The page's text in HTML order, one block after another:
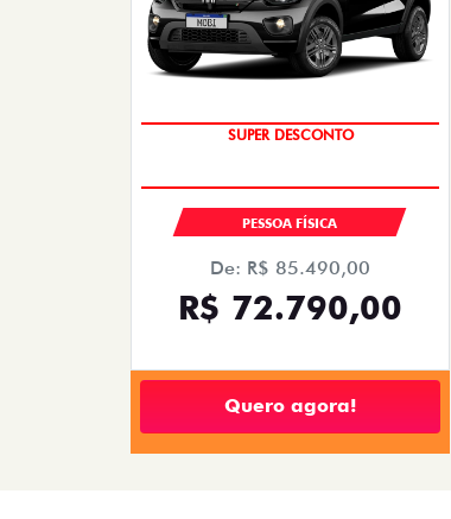
SUPER DESCONTO
PESSOA FÍSICA
De: R$ 85.490,00
R$ 72.790,00
Quero agora!